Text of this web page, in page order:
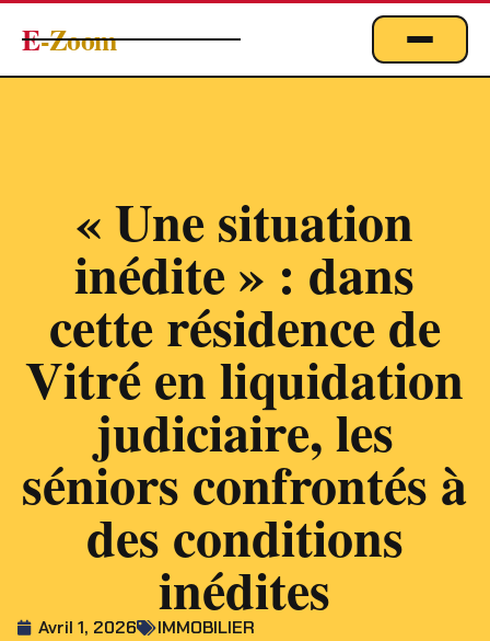
E-Zoom
EMPLOI
MARKETING & DIGITAL
TECHNOLOGIE
À PROPOS
« Une situation
inédite » : dans
cette résidence de
Vitré en liquidation
judiciaire, les
séniors confrontés à
des conditions
inédites
Avril 1, 2026 IMMOBILIER